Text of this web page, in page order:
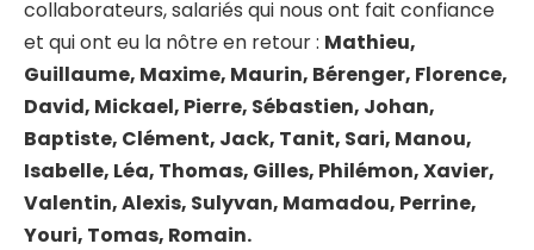
collaborateurs, salariés qui nous ont fait confiance
et qui ont eu la nôtre en retour : Mathieu,
Guillaume, Maxime, Maurin, Bérenger, Florence,
David, Mickael, Pierre, Sébastien, Johan,
Baptiste, Clément, Jack, Tanit, Sari, Manou,
Isabelle, Léa, Thomas, Gilles, Philémon, Xavier,
Valentin, Alexis, Sulyvan, Mamadou, Perrine,
Youri, Tomas, Romain.